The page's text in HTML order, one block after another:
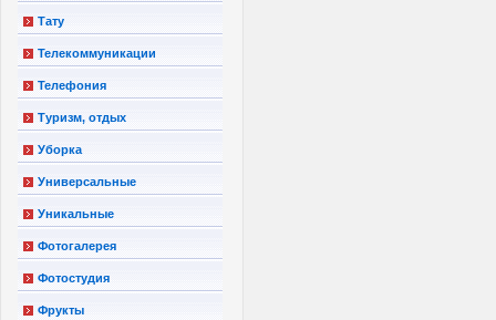
Тату
Телекоммуникации
Телефония
Туризм, отдых
Уборка
Универсальные
Уникальные
Фотогалерея
Фотостудия
Фрукты